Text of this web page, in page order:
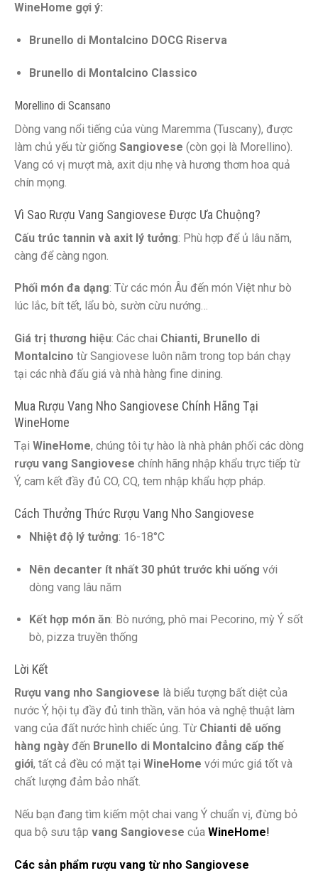
WineHome gợi ý:
Brunello di Montalcino DOCG Riserva
Brunello di Montalcino Classico
Morellino di Scansano
Dòng vang nổi tiếng của vùng Maremma (Tuscany), được
làm chủ yếu từ giống Sangiovese (còn gọi là Morellino).
Vang có vị mượt mà, axit dịu nhẹ và hương thơm hoa quả
chín mọng.
Vì Sao Rượu Vang Sangiovese Được Ưa Chuộng?
Cấu trúc tannin và axit lý tưởng: Phù hợp để ủ lâu năm,
càng để càng ngon.
Phối món đa dạng: Từ các món Âu đến món Việt như bò
lúc lắc, bít tết, lẩu bò, sườn cừu nướng…
Giá trị thương hiệu: Các chai Chianti, Brunello di
Montalcino từ Sangiovese luôn nằm trong top bán chạy
tại các nhà đấu giá và nhà hàng fine dining.
Mua Rượu Vang Nho Sangiovese Chính Hãng Tại
WineHome
Tại WineHome, chúng tôi tự hào là nhà phân phối các dòng
rượu vang Sangiovese chính hãng nhập khẩu trực tiếp từ
Ý, cam kết đầy đủ CO, CQ, tem nhập khẩu hợp pháp.
Cách Thưởng Thức Rượu Vang Nho Sangiovese
Nhiệt độ lý tưởng: 16-18°C
Nên decanter ít nhất 30 phút trước khi uống với
dòng vang lâu năm
Kết hợp món ăn: Bò nướng, phô mai Pecorino, mỳ Ý sốt
bò, pizza truyền thống
Lời Kết
Rượu vang nho Sangiovese là biểu tượng bất diệt của
nước Ý, hội tụ đầy đủ tinh thần, văn hóa và nghệ thuật làm
vang của đất nước hình chiếc ủng. Từ Chianti dễ uống
hàng ngày đến Brunello di Montalcino đẳng cấp thế
giới, tất cả đều có mặt tại WineHome với mức giá tốt và
chất lượng đảm bảo nhất.
Nếu bạn đang tìm kiếm một chai vang Ý chuẩn vị, đừng bỏ
qua bộ sưu tập vang Sangiovese của WineHome!
Các sản phẩm rượu vang từ nho Sangiovese